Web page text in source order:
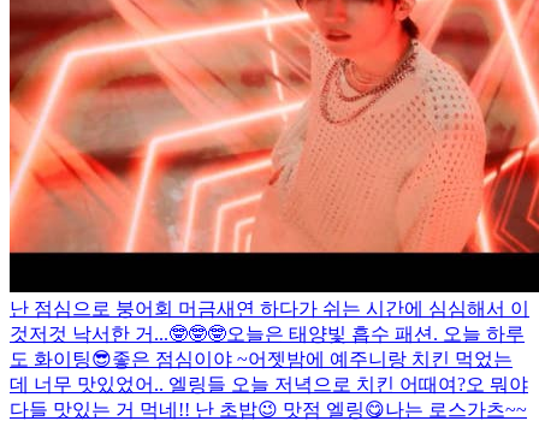
난 점심으로 붕어회 머금새연 하다가 쉬는 시간에 심심해서 이
것저것 낙서한 거...🤓🤓🤓오늘은 태양빛 흡수 패션. 오늘 하루
도 화이팅😎좋은 점심이야 ~어젯밤에 예주니랑 치킨 먹었는
데 너무 맛있었어.. 엘링들 오늘 저녁으로 치킨 어때여?오 뭐야
다들 맛있는 거 먹네!! 난 초밥😉 맛점 엘링😋나는 로스가츠~~